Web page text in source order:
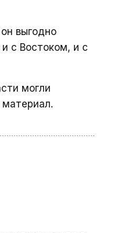
выгодно
с Востоком, и с
могли
материал.